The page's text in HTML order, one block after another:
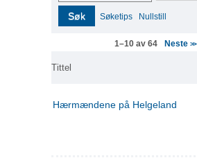
Søk Søketips Nullstill
1–10 av 64 Neste>>
Tittel
Hærmændene på Helgeland